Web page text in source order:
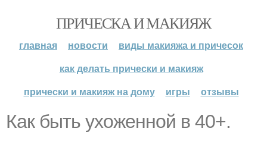
ПРИЧЕСКА И МАКИЯЖ
главная новости
виды макияжа и причесок
как делать прически и макияж
прически и макияж на дому
игры отзывы
Как быть ухоженной в 40+.